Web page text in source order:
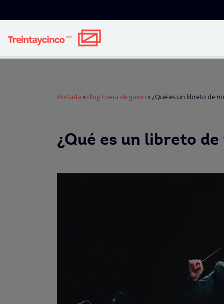
Portada » Blog Fuera de guion »¿Qué es un libreto de
¿Qué es un libreto de